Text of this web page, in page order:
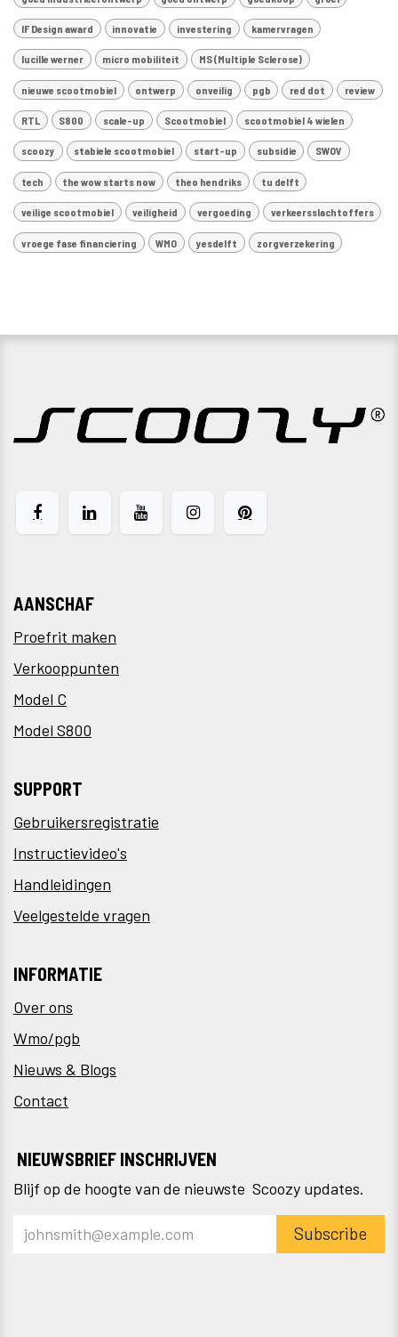
IF Design award innovatie investering kamervragen
lucille werner micro mobiliteit MS (Multiple Sclerose)
nieuwe scootmobiel ontwerp onveilig pgb red dot review
RTL S800 scale-up Scootmobiel scootmobiel 4 wielen
scoozy stabiele scootmobiel start-up subsidie SWOV
tech the wow starts now theo hendriks tu delft
veilige scootmobiel veiligheid vergoeding verkeersslachtoffers
vroege fase financiering WMO yesdelft zorgverzekering
AANSCHAF
Proefrit maken
Verkooppunten
Model C
Model S800
SUPPORT
Gebruikersregistratie
Instructievideo's
Handleidingen
Veelgestelde vragen
INFORMATIE
Over ons
Wmo/pgb
Nieuws & Blogs
Contact
NIEUWSBRIEF INSCHRIJVEN
Blijf op de hoogte van de nieuwste Scoozy updates.
Subscribe